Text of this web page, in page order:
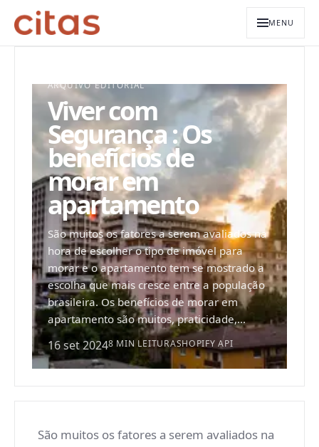
MENU
ARQUIVO EDITORIAL
Viver com
Segurança : Os
benefícios de
morar em
apartamento
São muitos os fatores a serem avaliados na
hora de escolher o tipo de imóvel para
morar e o apartamento tem se mostrado a
escolha que mais cresce entre a população
brasileira. Os benefícios de morar em
apartamento são muitos, praticidade,...
16 set 20248 MIN LEITURASHOPIFY API
São muitos os fatores a serem avaliados na